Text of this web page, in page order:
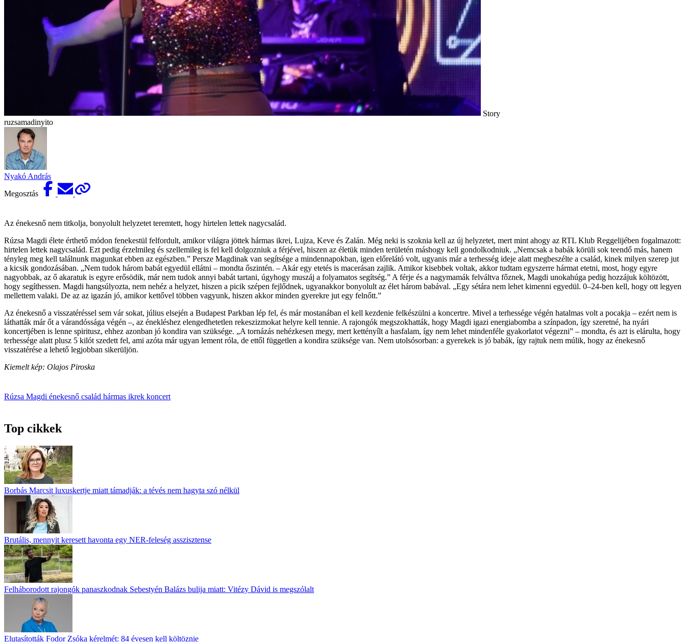
Story
ruzsamadinyito
Nyakó András
Megosztás
Az énekesnő nem titkolja, bonyolult helyzetet teremtett, hogy hirtelen lettek nagycsalád.
Rúzsa Magdi élete érthető módon fenekestül felfordult, amikor világra jöttek hármas ikrei, Lujza, Keve és Zalán. Még neki is szoknia kell az új helyzetet, mert mint ahogy az RTL Klub Reggelijében fogalmazott:
hirtelen lettek nagycsalád. Ezt pedig érzelmileg és szellemileg is fel kell dolgozniuk a férjével, hiszen az életük minden területén máshogy kell gondolkodniuk. „Nemcsak a babák körüli sok teendő más, hanem
tényleg meg kell találnunk magunkat ebben az egészben.” Persze Magdinak van segítsége a mindennapokban, igen előrelátó volt, ugyanis már a terhesség ideje alatt megbeszélte a család, kinek milyen szerep jut
a kicsik gondozásában. „Nem tudok három babát egyedül ellátni – mondta őszintén. – Akár egy etetés is macerásan zajlik. Amikor kisebbek voltak, akkor tudtam egyszerre hármat etetni, most, hogy egyre
nagyobbak, az ő akaratuk is egyre erősödik, már nem tudok annyi babát tartani, úgyhogy muszáj a folyamatos segítség.” A férje és a nagymamák felváltva főznek, Magdi unokahúga pedig hozzájuk költözött,
hogy segíthessen. Magdi hangsúlyozta, nem nehéz a helyzet, hiszen a picik szépen fejlődnek, ugyanakkor bonyolult az élet három babával. „Egy sétára nem lehet kimenni egyedül. 0–24-ben kell, hogy ott legyen
mellettem valaki. De az az igazán jó, amikor kettővel többen vagyunk, hiszen akkor minden gyerekre jut egy felnőtt.”
Az énekesnő a visszatéréssel sem vár sokat, július elsején a Budapest Parkban lép fel, és már mostanában el kell kezdenie felkészülni a koncertre. Mivel a terhessége végén hatalmas volt a pocakja – ezért nem is
láthatták már őt a várandóssága végén –, az énekléshez elengedhetetlen rekeszizmokat helyre kell tennie. A rajongók megszokhatták, hogy Magdi igazi energiabomba a színpadon, így szeretné, ha nyári
koncertjében is lenne spiritusz, ehhez azonban jó kondira van szüksége. „A tornázás nehézkesen megy, mert kettényílt a hasfalam, így nem lehet mindenféle gyakorlatot végezni” – mondta, és azt is elárulta, hogy
terhessége alatt plusz 5 kilót szedett fel, ami azóta már ugyan lement róla, de ettől független a kondira szüksége van. Nem utolsósorban: a gyerekek is jó babák, így rajtuk nem múlik, hogy az énekesnő
visszatérése a lehető legjobban sikerüljön.
Kiemelt kép: Olajos Piroska
Rúzsa Magdi énekesnő család hármas ikrek koncert
Top cikkek
Borbás Marcsit luxuskertje miatt támadják: a tévés nem hagyta szó nélkül
Brutális, mennyit keresett havonta egy NER-feleség asszisztense
Felháborodott rajongók panaszkodnak Sebestyén Balázs bulija miatt: Vitézy Dávid is megszólalt
Elutasították Fodor Zsóka kérelmét: 84 évesen kell költöznie